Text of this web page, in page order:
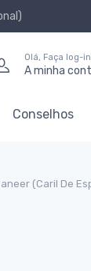
Olá, Faça log-in
A minha
Conselhos
(Caril De